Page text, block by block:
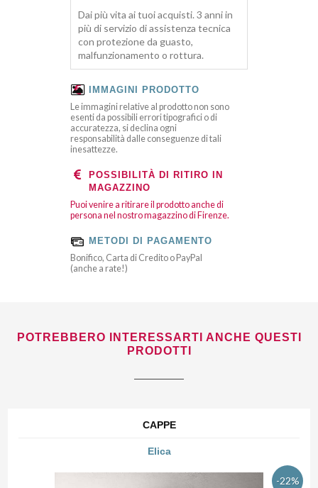
Dai più vita ai tuoi acquisti. 3 anni in
più di servizio di assistenza tecnica
con protezione da guasto,
malfunzionamento o rottura.
IMMAGINI PRODOTTO
Le immagini relative al prodotto non sono
esenti da possibili errori tipografici o di
accuratezza, si declina ogni
responsabilità dalle conseguenze di tali
inesattezze.
POSSIBILITÀ DI RITIRO IN
MAGAZZINO
Puoi venire a ritirare il prodotto anche di
persona nel nostro magazzino di Firenze.
METODI DI PAGAMENTO
Bonifico, Carta di Credito o PayPal
(anche a rate!)
POTREBBERO INTERESSARTI ANCHE QUESTI
PRODOTTI
CAPPE
Elica
-22%